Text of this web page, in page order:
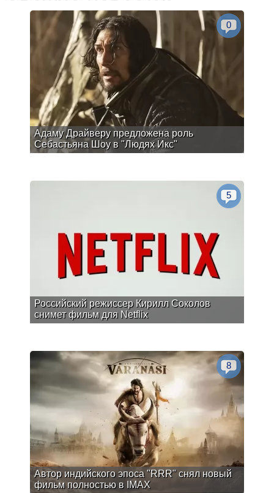
Адаму Драйверу предложена роль
Себастьяна Шоу в "Людях Икс"
0
Российский режиссер Кирилл Соколов
снимет фильм для Netflix
5
Автор индийского эпоса "RRR" снял новый
фильм полностью в IMAX
8